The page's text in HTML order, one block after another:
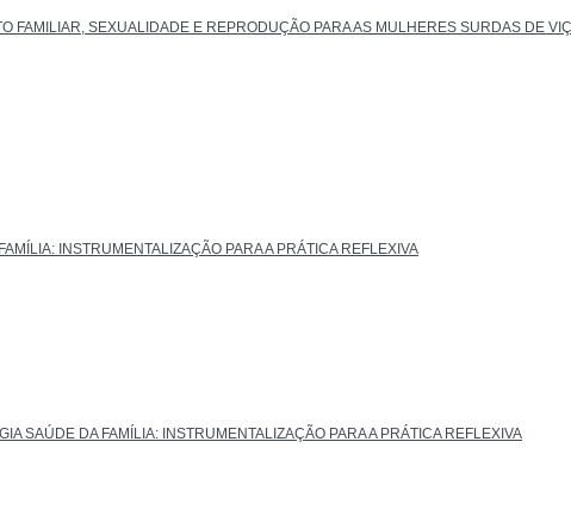
FAMILIAR, SEXUALIDADE E REPRODUÇÃO PARA AS MULHERES SURDAS DE
INSTRUMENTALIZAÇÃO PARA A PRÁTICA REFLEXIVA
SAÚDE DA FAMÍLIA: INSTRUMENTALIZAÇÃO PARA A PRÁTICA REFLEXIVA